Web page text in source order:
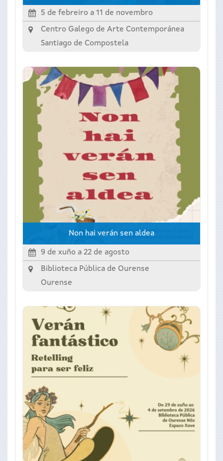
5 de febreiro a 11 de novembro
Centro Galego de Arte Contemporánea
Santiago de Compostela
Non hai verán sen aldea
9 de xuño a 22 de agosto
Biblioteca Pública de Ourense
Ourense